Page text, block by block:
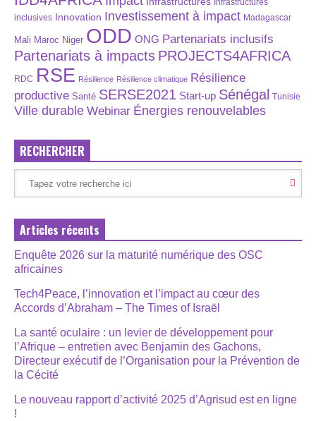
Infrastructures
inclusives Innovation Investissement à impact Madagascar
Mali Maroc Niger ODD ONG Partenariats inclusifs
Partenariats à impacts PROJECTS4AFRICA
RDC RSE Résilience Résilience climatique Résilience
productive Santé SERSE2021 Start-up Sénégal Tunisie
Ville durable Webinar Énergies renouvelables
RECHERCHER
Articles récents
Enquête 2026 sur la maturité numérique des OSC
africaines
Tech4Peace, l’innovation et l’impact au cœur des
Accords d’Abraham – The Times of Israël
La santé oculaire : un levier de développement pour
l’Afrique – entretien avec Benjamin des Gachons,
Directeur exécutif de l’Organisation pour la Prévention de
la Cécité
Le nouveau rapport d’activité 2025 d’Agrisud est en ligne
!